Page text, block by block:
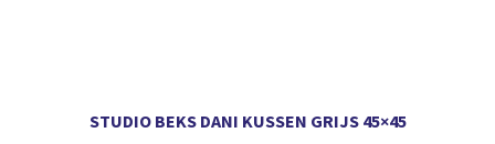
STUDIO BEKS DANI KUSSEN GRIJS 45×45